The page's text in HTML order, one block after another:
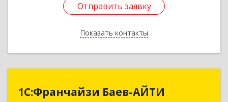
Отправить заявку
Показать контакты
Отправить заявку
Назад
1С:Франчайзи Баев-АЙТИ
1С:Франчайзи Баев-АЙТИ